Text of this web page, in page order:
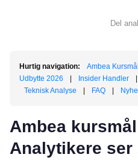
Del
Hurtig navigation: Ambea
Udbytte 2026
Insider Handler
Teknisk Analyse
FAQ
Ambea
Analytikere ser